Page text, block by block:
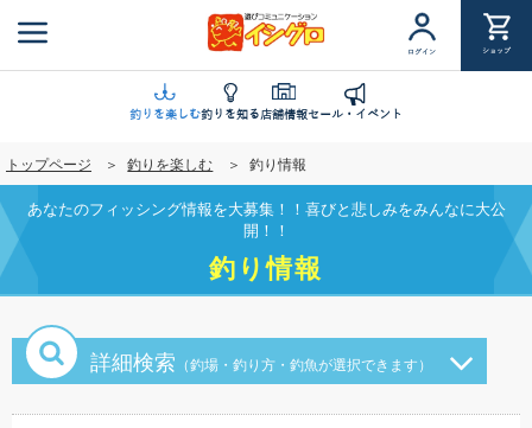
ン
に
移
動
ログイン ショップ
釣りを楽しむ釣りを知る店舗情報セール・イベント
トップページ 釣りを楽しむ 釣り情報
あなたのフィッシング情報を大募集！！喜びと悲しみをみんなに大公
開！！
釣り情報
詳細検索 （釣場・釣り方・釣魚が選択できます）